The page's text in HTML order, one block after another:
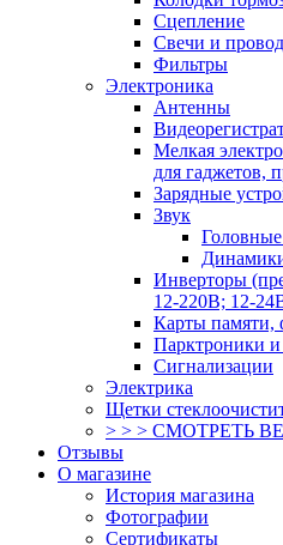
Сцепление
Свечи и
Фильтры
Электроника
Антенны
Мелкая
для гаджетов,
Зарядные
Звук
Головные
Инверторы
12-220В; 12-
Карты памяти,
Парктроники и
Сигнализации
Электрика
Щетки
> > > СМОТРЕТЬ
Отзывы
О магазине
История магазина
Фотографии
Сертификаты